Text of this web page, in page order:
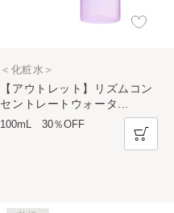
【アウトレット】リズムコン
セントレートウォータ
＜化粧水＞
100mL 30％OFF